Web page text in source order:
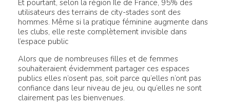
Et pourtant, selon la région Île de France, 95% des
utilisateurs des terrains de city-stades sont des
hommes. Même si la pratique féminine augmente dans
les clubs, elle reste complètement invisible dans
l’espace public
Alors que de nombreuses filles et de femmes
souhaiteraient évidemment partager ces espaces
publics elles n’osent pas, soit parce qu’elles n’ont pas
confiance dans leur niveau de jeu, ou qu’elles ne sont
clairement pas les bienvenues.